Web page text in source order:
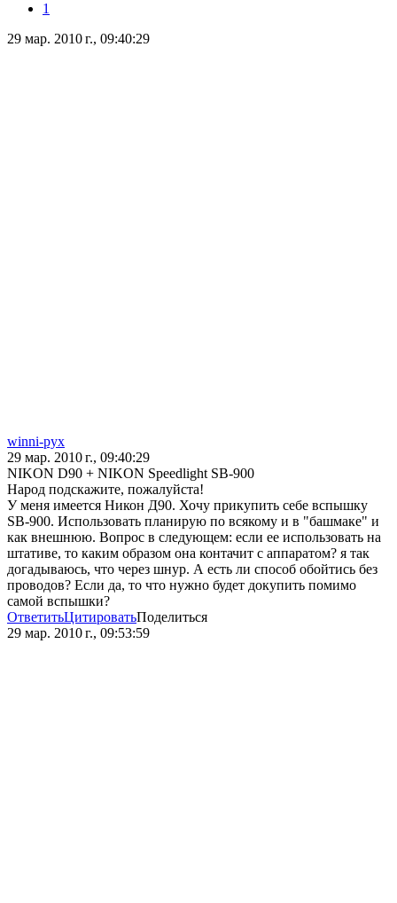
1
29 мар. 2010 г., 09:40:29
winni-pyx
29 мар. 2010 г., 09:40:29
NIKON D90 + NIKON Speedlight SB-900
Народ подскажите, пожалуйста!
У меня имеется Никон Д90. Хочу прикупить себе вспышку
SB-900. Использовать планирую по всякому и в "башмаке" и
как внешнюю. Вопрос в следующем: если ее использовать на
штативе, то каким образом она контачит с аппаратом? я так
догадываюсь, что через шнур. А есть ли способ обойтись без
проводов? Если да, то что нужно будет докупить помимо
самой вспышки?
ОтветитьЦитироватьПоделиться
29 мар. 2010 г., 09:53:59